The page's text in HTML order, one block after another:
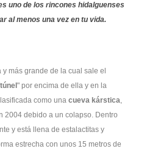
uno de los rincones hidalguenses
al menos una vez en tu vida.
más grande de la cual sale el
túnel " por encima de ella y en la
como una cueva kárstica,
2004 debido a un colapso. Dentro
y está llena de estalactitas y
estrecha con unos 15 metros de